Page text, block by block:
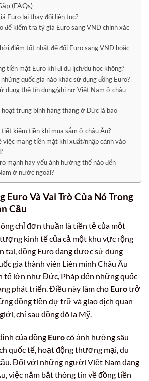
(FAQs)
Euro lại thay đổi liên tục?
để kiểm tra tỷ giá Euro sang VND chính xác
điểm tốt nhất để đổi Euro sang VND hoặc
tiền mặt Euro khi đi du lịch/du học không?
quốc gia nào khác sử dụng đồng Euro?
dụng thẻ tín dụng/ghi nợ Việt Nam ở châu
hoạt trung bình hàng tháng ở Đức là bao
tiết kiệm tiền khi mua sắm ở châu Âu?
việc mang tiền mặt khi xuất/nhập cảnh vào
mạnh hay yếu ảnh hưởng thế nào đến
ở nước ngoài?
Euro Và Vai Trò Của Nó Trong
Cầu
chỉ đơn thuần là tiền tệ của một
kinh tế của cả một khu vực rộng
tại, đồng Euro đang được sử dụng
gia thành viên Liên minh Châu Âu
tế lớn như Đức, Pháp đến những quốc
phát triển. Điều này làm cho Eurotrở
đồng tiền dự trữ và giao dịch quan
chỉ sau đồng đô la Mỹ.
của đồng Eurocó ảnh hưởng sâu
quốc tế, hoạt động thương mại, du
Đối với những người Việt Nam đang
việc nắm bắt thông tin về đồng tiền